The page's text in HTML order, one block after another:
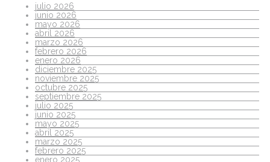
julio 2026
junio 2026
mayo 2026
abril 2026
marzo 2026
febrero 2026
enero 2026
diciembre 2025
noviembre 2025
octubre 2025
septiembre 2025
julio 2025
junio 2025
mayo 2025
abril 2025
marzo 2025
febrero 2025
enero 2025